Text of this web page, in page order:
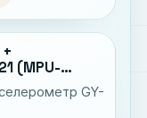
(MPU-
GY-